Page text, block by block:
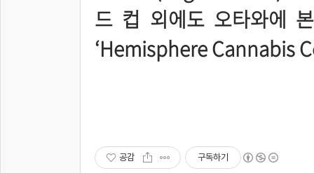
드 컵 외에도 오타와에
‘Hemisphere Cannabis
공감 구독하기